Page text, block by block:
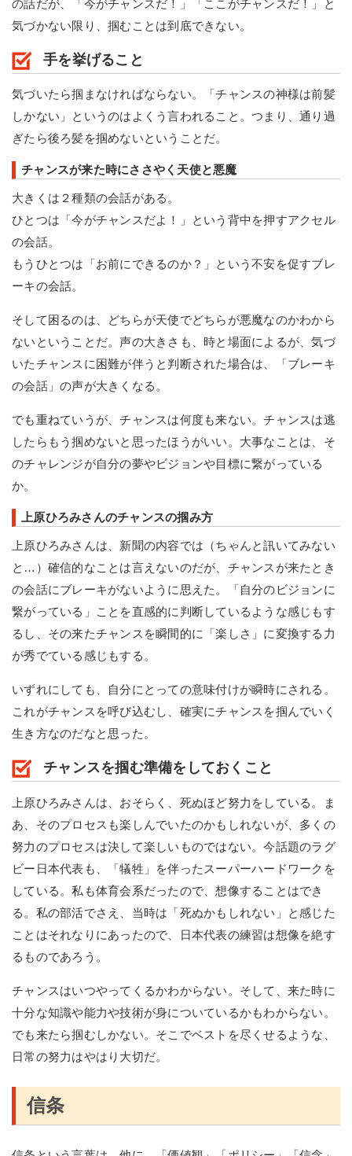
の話だが、「今がチャンスだ！」「ここがチャンスだ！」と
気づかない限り、掴むことは到底できない。
手を挙げること
気づいたら掴まなければならない。「チャンスの神様は前髪
しかない」というのはよくう言われること。つまり、通り過
ぎたら後ろ髪を掴めないということだ。
チャンスが来た時にささやく天使と悪魔
大きくは２種類の会話がある。
ひとつは「今がチャンスだよ！」という背中を押すアクセル
の会話。
もうひとつは「お前にできるのか？」という不安を促すブレ
ーキの会話。
そして困るのは、どちらが天使でどちらが悪魔なのかわから
ないということだ。声の大きさも、時と場面によるが、気づ
いたチャンスに困難が伴うと判断された場合は、「ブレーキ
の会話」の声が大きくなる。
でも重ねていうが、チャンスは何度も来ない。チャンスは逃
したらもう掴めないと思ったほうがいい。大事なことは、そ
のチャレンジが自分の夢やビジョンや目標に繋がっている
か。
上原ひろみさんのチャンスの掴み方
上原ひろみさんは、新聞の内容では（ちゃんと訊いてみない
と…）確信的なことは言えないのだが、チャンスが来たとき
の会話にブレーキがないように思えた。「自分のビジョンに
繋がっている」ことを直感的に判断しているような感じもす
るし、その来たチャンスを瞬間的に「楽しさ」に変換する力
が秀でている感じもする。
いずれにしても、自分にとっての意味付けが瞬時にされる。
これがチャンスを呼び込むし、確実にチャンスを掴んでいく
生き方なのだなと思った。
チャンスを掴む準備をしておくこと
上原ひろみさんは、おそらく、死ぬほど努力をしている。ま
あ、そのプロセスも楽しんでいたのかもしれないが、多くの
努力のプロセスは決して楽しいものではない。今話題のラグ
ビー日本代表も、「犠牲」を伴ったスーパーハードワークを
している。私も体育会系だったので、想像することはでき
る。私の部活でさえ、当時は「死ぬかもしれない」と感じた
ことはそれなりにあったので、日本代表の練習は想像を絶す
るものであろう。
チャンスはいつやってくるかわからない。そして、来た時に
十分な知識や能力や技術が身についているかもわからない。
でも来たら掴むしかない。そこでベストを尽くせるような、
日常の努力はやはり大切だ。
信条